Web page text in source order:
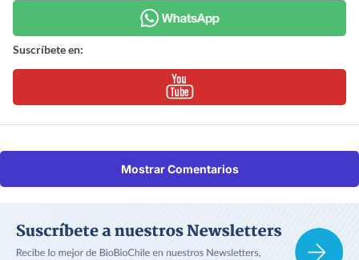
Suscríbete en:
Mostrar Comentarios